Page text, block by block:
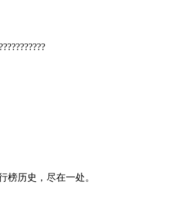
榜历史，尽在一处。